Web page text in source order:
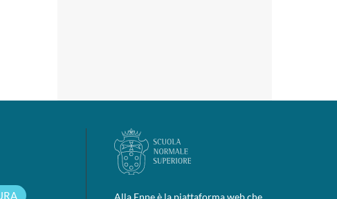
Alla Enne è la piattaforma web che